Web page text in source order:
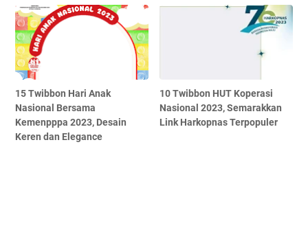
15 Twibbon Hari Anak
Nasional Bersama
Kemenpppa 2023, Desain
Keren dan Elegance
10 Twibbon HUT Koperasi
Nasional 2023, Semarakkan
Link Harkopnas Terpopuler